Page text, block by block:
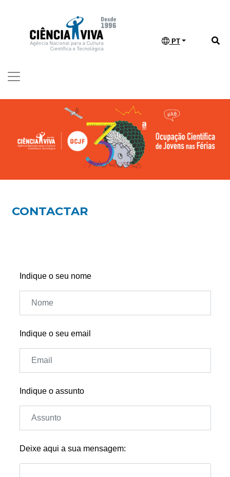
PT
CONTACTAR
Indique o seu nome
Indique o seu email
Indique o assunto
Deixe aqui a sua mensagem: